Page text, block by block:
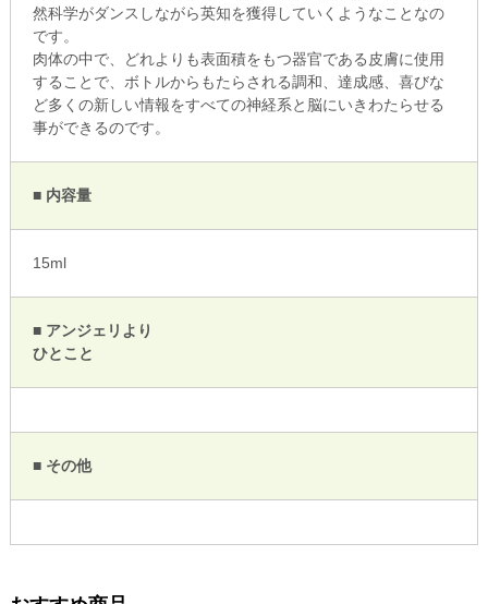
然科学がダンスしながら英知を獲得していくようなことなの
です。
肉体の中で、どれよりも表面積をもつ器官である皮膚に使用
することで、ボトルからもたらされる調和、達成感、喜びな
ど多くの新しい情報をすべての神経系と脳にいきわたらせる
事ができるのです。
■ 内容量
15ml
■ アンジェリより
ひとこと
■ その他